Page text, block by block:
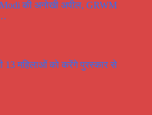
की अनोखी अपील, GRWM
13 महिलाओं को करेंगे पुरस्कार से